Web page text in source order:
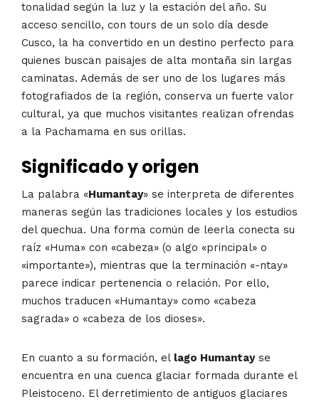
tonalidad según la luz y la estación del año. Su
acceso sencillo, con tours de un solo día desde
Cusco, la ha convertido en un destino perfecto para
quienes buscan paisajes de alta montaña sin largas
caminatas. Además de ser uno de los lugares más
fotografiados de la región, conserva un fuerte valor
cultural, ya que muchos visitantes realizan ofrendas
a la Pachamama en sus orillas.
Significado y origen
La palabra «Humantay» se interpreta de diferentes
maneras según las tradiciones locales y los estudios
del quechua. Una forma común de leerla conecta su
raíz «Huma» con «cabeza» (o algo «principal» o
«importante»), mientras que la terminación «-ntay»
parece indicar pertenencia o relación. Por ello,
muchos traducen «Humantay» como «cabeza
sagrada» o «cabeza de los dioses».
En cuanto a su formación, el lago Humantayse
encuentra en una cuenca glaciar formada durante el
Pleistoceno. El derretimiento de antiguos glaciares